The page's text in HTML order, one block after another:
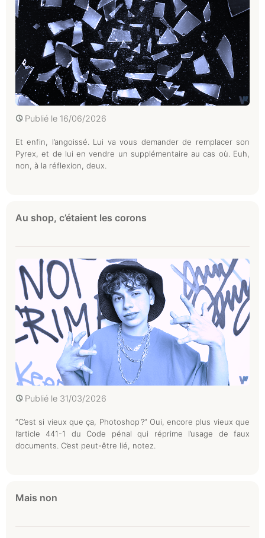
Publié le 16/06/2026
Et enfin, l’angoissé. Lui va vous demander de remplacer son
Pyrex, et de lui en vendre un supplémentaire au cas où. Euh,
non, à la réflexion, deux.
Au shop, c’étaient les corons
Publié le 31/03/2026
“C’est si vieux que ça, Photoshop ?” Oui, encore plus vieux que
l’article 441-1 du Code pénal qui réprime l’usage de faux
documents. C’est peut-être lié, notez.
Mais non